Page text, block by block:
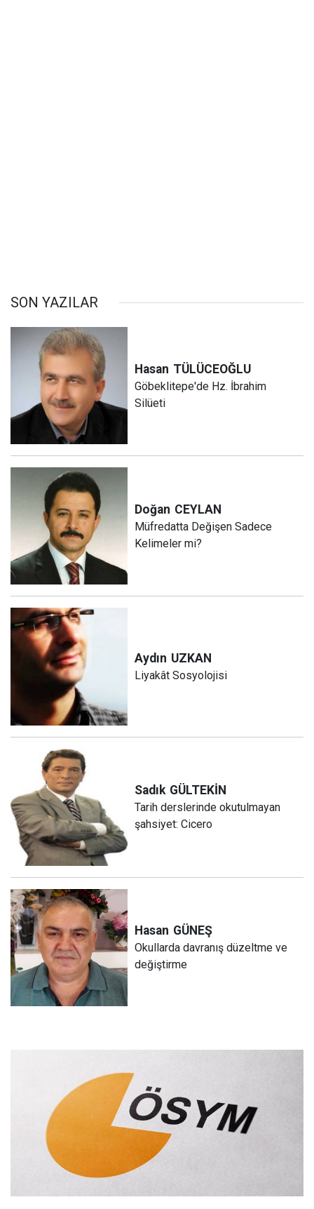
SON YAZILAR
Hasan TÜLÜCEOĞLU
Göbeklitepe'de Hz. İbrahim
Silüeti
Doğan CEYLAN
Müfredatta Değişen Sadece
Kelimeler mi?
Aydın UZKAN
Liyakât Sosyolojisi
Sadık GÜLTEKİN
Tarih derslerinde okutulmayan
şahsiyet: Cicero
Hasan GÜNEŞ
Okullarda davranış düzeltme ve
değiştirme